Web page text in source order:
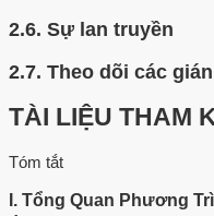
2.6. Sự lan truyền
2.7. Theo dõi các
TÀI LIỆU THAM
Tóm tắt
I. Tổng Quan Phương